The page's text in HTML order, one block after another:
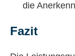
die
Fazit